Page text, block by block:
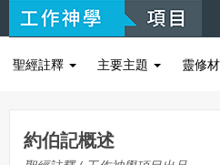
聖經註釋 主要主題 靈修
約伯記概述